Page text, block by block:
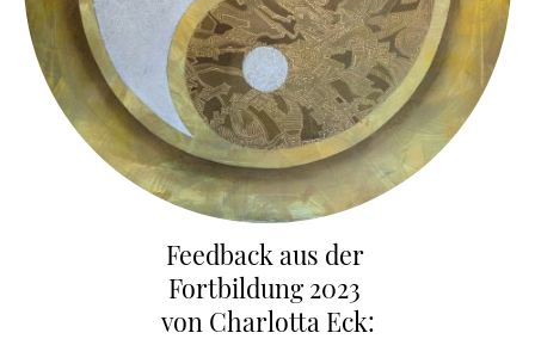
Feedback aus der
Fortbildung 2023
von Charlotta Eck: